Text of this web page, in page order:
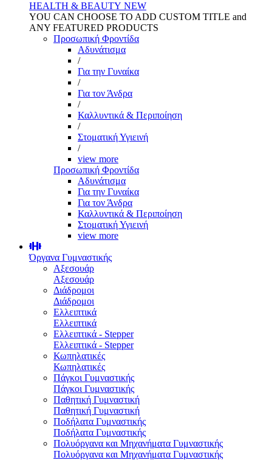
HEALTH & BEAUTY NEW
YOU CAN CHOOSE TO ADD CUSTOM TITLE and
ANY FEATURED PRODUCTS
Προσωπική Φροντίδα
Αδυνάτισμα
/
Για την Γυναίκα
/
Για τον Άνδρα
/
Καλλυντικά & Περιποίηση
/
Στοματική Υγιεινή
/
view more
Προσωπική Φροντίδα
Αδυνάτισμα
Για την Γυναίκα
Για τον Άνδρα
Καλλυντικά & Περιποίηση
Στοματική Υγιεινή
view more
Όργανα Γυμναστικής
Αξεσουάρ
Αξεσουάρ
Διάδρομοι
Διάδρομοι
Ελλειπτικά
Ελλειπτικά
Ελλειπτικά - Stepper
Ελλειπτικά - Stepper
Κωπηλατικές
Κωπηλατικές
Πάγκοι Γυμναστικής
Πάγκοι Γυμναστικής
Παθητική Γυμναστική
Παθητική Γυμναστική
Ποδήλατα Γυμναστικής
Ποδήλατα Γυμναστικής
Πολυόργανα και Μηχανήματα Γυμναστικής
Πολυόργανα και Μηχανήματα Γυμναστικής